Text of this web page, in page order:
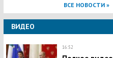
ВСЕ НОВОСТИ »
ВИДЕО
16:52